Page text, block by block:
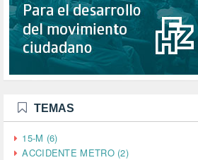
TEMAS
15-M (6)
ACCIDENTE METRO (2)